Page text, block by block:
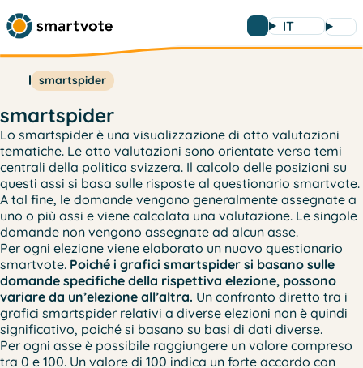
IT
smartspider
smartspider
Lo smartspider è una visualizzazione di otto valutazioni
tematiche. Le otto valutazioni sono orientate verso temi
centrali della politica svizzera. Il calcolo delle posizioni su
questi assi si basa sulle risposte al questionario smartvote.
A tal fine, le domande vengono generalmente assegnate a
uno o più assi e viene calcolata una valutazione. Le singole
domande non vengono assegnate ad alcun asse.
Per ogni elezione viene elaborato un nuovo questionario
smartvote. Poiché i grafici smartspider si basano sulle
domande specifiche della rispettiva elezione, possono
variare da un’elezione all’altra. Un confronto diretto tra i
grafici smartspider relativi a diverse elezioni non è quindi
significativo, poiché si basano su basi di dati diverse.
Per ogni asse è possibile raggiungere un valore compreso
tra 0 e 100. Un valore di 100 indica un forte accordo con